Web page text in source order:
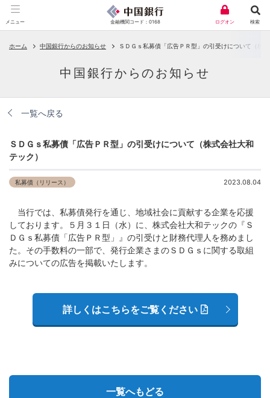
金融機関コード：0168
メニュー 検索
ログオン
ホーム 中国銀行からのお知らせ ＳＤＧｓ私募債「広告ＰＲ型」の引受けについて（株
中国銀行からのお知らせ
一覧へ戻る
ＳＤＧｓ私募債「広告ＰＲ型」の引受けについて（株式会社大和
テック）
私募債（リリース） 2023.08.04
当行では、私募債発行を通じ、地域社会に貢献する企業を応援
しております。５月３１日（水）に、株式会社大和テックの『Ｓ
ＤＧｓ私募債「広告ＰＲ型」』の引受けと財務代理人を務めまし
た。その手数料の一部で、発行企業さまのＳＤＧｓに関する取組
みについての広告を掲載いたします。
詳しくはこちらをご覧ください
一覧へもどる